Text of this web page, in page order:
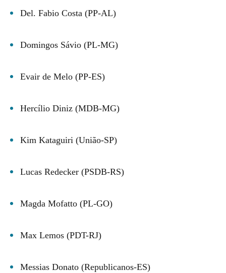
Del. Fabio Costa (PP-AL)
Domingos Sávio (PL-MG)
Evair de Melo (PP-ES)
Hercílio Diniz (MDB-MG)
Kim Kataguiri (União-SP)
Lucas Redecker (PSDB-RS)
Magda Mofatto (PL-GO)
Max Lemos (PDT-RJ)
Messias Donato (Republicanos-ES)